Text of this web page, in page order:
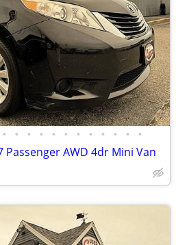
• • • • • • • • • • • •
Passenger AWD 4dr Mini Van